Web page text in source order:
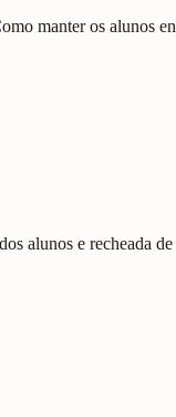
manter os alunos
alunos e recheada